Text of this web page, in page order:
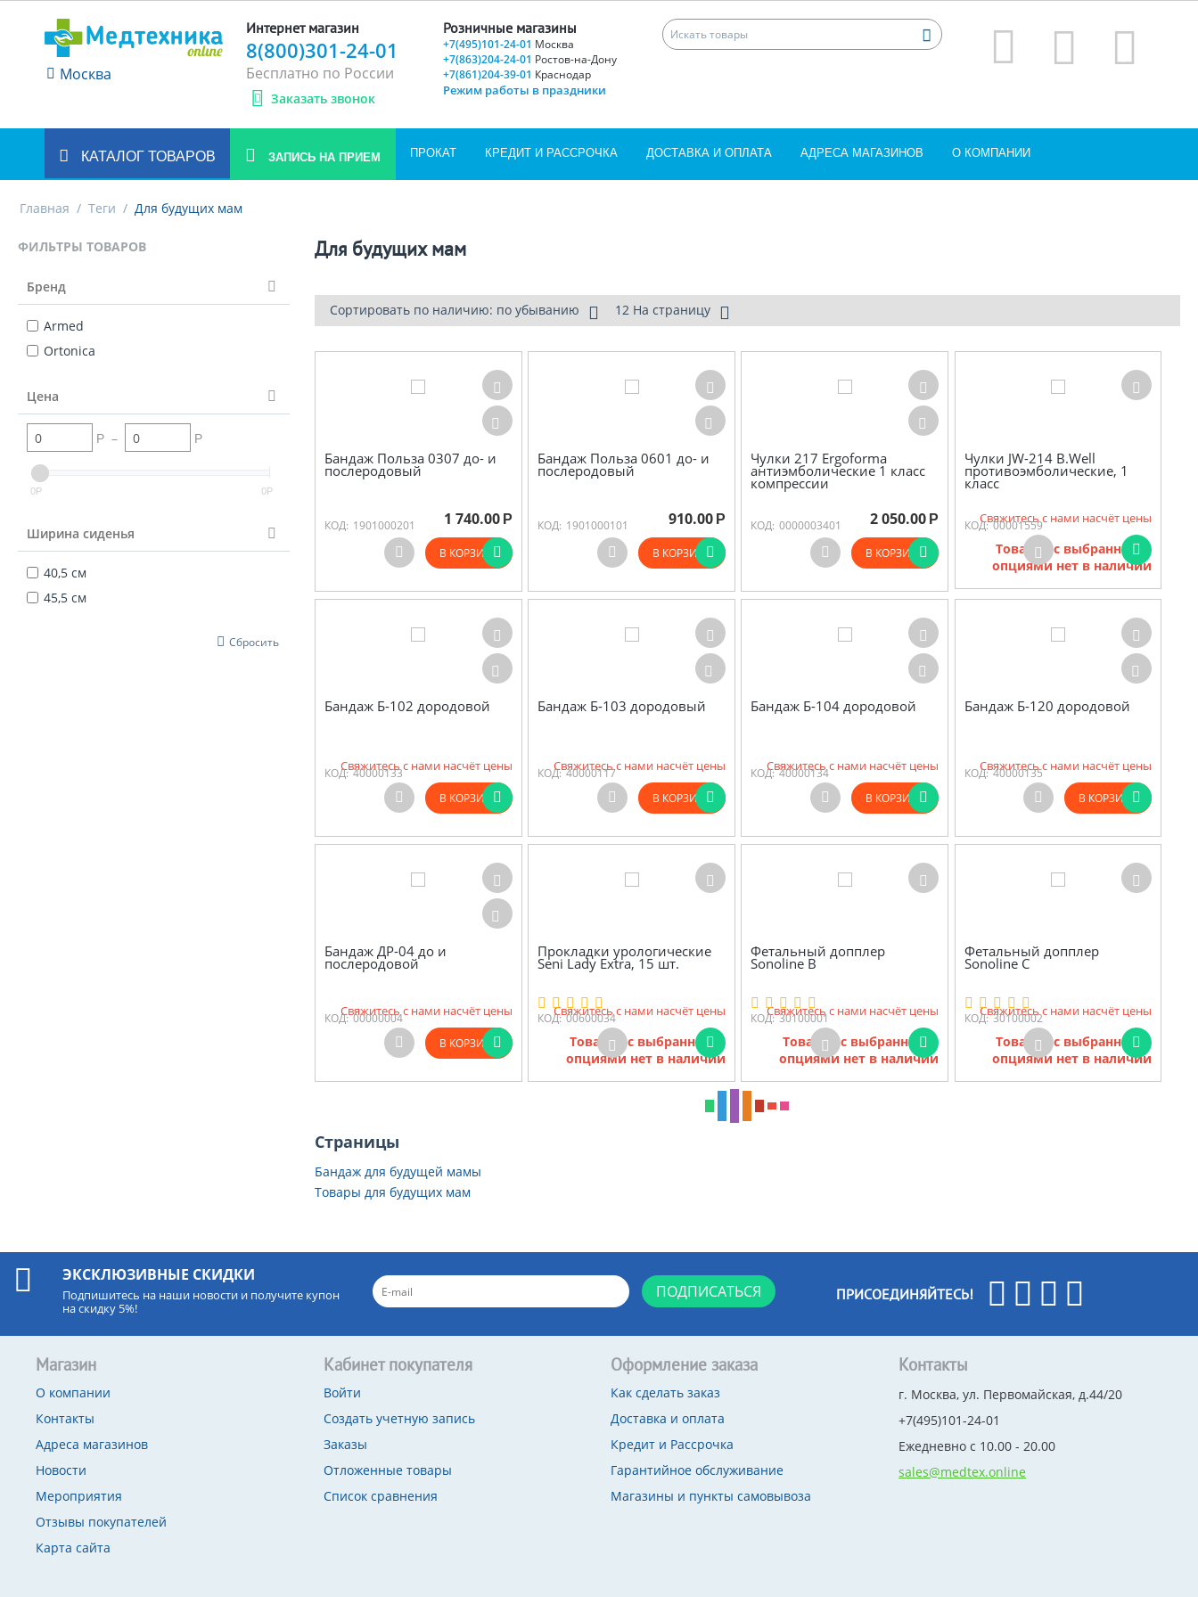
Москва
Интернет магазин
8(800)301-24-01
Бесплатно по России
Заказать звонок
Розничные магазины
+7(495)101-24-01 Москва
+7(863)204-24-01 Ростов-на-Дону
+7(861)204-39-01 Краснодар
Режим работы в праздники
КАТАЛОГ ТОВАРОВ ЗАПИСЬ НА ПРИЕМ ПРОКАТ КРЕДИТ И РАССРОЧКА ДОСТАВКА И ОПЛАТА АДРЕСА МАГАЗИНОВ О КОМПАНИИ
Главная / Теги / Для будущих мам
ФИЛЬТРЫ ТОВАРОВ
Бренд
Armed
Ortonica
Цена
Р – Р
0Р 0Р
Ширина сиденья
40,5 см
45,5 см
Сбросить
Для будущих мам
Сортировать по наличию: по убыванию 12 На страницу
Бандаж Польза 0307 до- и
послеродовый
КОД: 1901000201 1 740.00 Р
В КОРЗИНУ
Бандаж Польза 0601 до- и
послеродовый
КОД: 1901000101 910.00 Р
В КОРЗИНУ
Чулки 217 Ergoforma
антиэмболические 1 класс
компрессии
КОД: 0000003401 2 050.00 Р
В КОРЗИНУ
Чулки JW-214 B.Well
противоэмболические, 1
класс
КОД: 00001559
Свяжитесь с нами насчёт цены
Товаров с выбранными
опциями нет в наличии
Бандаж Б-102 дородовой
КОД: 40000133
Свяжитесь с нами насчёт цены
В КОРЗИНУ
Бандаж Б-103 дородовый
КОД: 40000117
Свяжитесь с нами насчёт цены
В КОРЗИНУ
Бандаж Б-104 дородовой
КОД: 40000134
Свяжитесь с нами насчёт цены
В КОРЗИНУ
Бандаж Б-120 дородовой
КОД: 40000135
Свяжитесь с нами насчёт цены
В КОРЗИНУ
Бандаж ДР-04 до и
послеродовой
КОД: 00000004
Свяжитесь с нами насчёт цены
В КОРЗИНУ
Прокладки урологические
Seni Lady Extra, 15 шт.
КОД: 00600034
Свяжитесь с нами насчёт цены
Товаров с выбранными
опциями нет в наличии
Фетальный допплер
Sonoline B
КОД: 30100001
Свяжитесь с нами насчёт цены
Товаров с выбранными
опциями нет в наличии
Фетальный допплер
Sonoline С
КОД: 30100002
Свяжитесь с нами насчёт цены
Товаров с выбранными
опциями нет в наличии
Страницы
Бандаж для будущей мамы
Товары для будущих мам
ЭКСКЛЮЗИВНЫЕ СКИДКИ
Подпишитесь на наши новости и получите купон
на скидку 5%!
ПОДПИСАТЬСЯ ПРИСОЕДИНЯЙТЕСЬ!
Магазин
О компании
Контакты
Адреса магазинов
Новости
Мероприятия
Отзывы покупателей
Карта сайта
Кабинет покупателя
Войти
Создать учетную запись
Заказы
Отложенные товары
Список сравнения
Оформление заказа
Как сделать заказ
Доставка и оплата
Кредит и Рассрочка
Гарантийное обслуживание
Магазины и пункты самовывоза
Контакты
г. Москва, ул. Первомайская, д.44/20
+7(495)101-24-01
Ежедневно с 10.00 - 20.00
sales@medtex.online